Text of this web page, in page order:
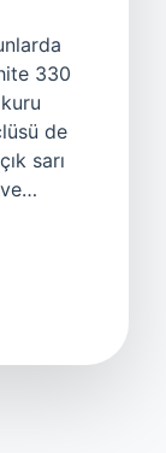
330
de
sarı
ve…